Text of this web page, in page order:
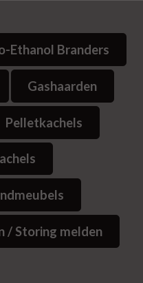
Ethanol Branders
Gashaarden
Pelletkachels
/ Storing melden